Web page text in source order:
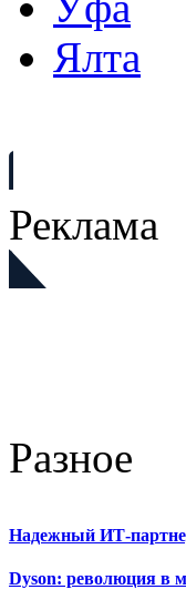
Ялта
Реклама
Разное
Надежный ИТ-
Dyson: революция в